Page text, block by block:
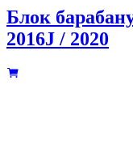
Блок
2016J / 2020